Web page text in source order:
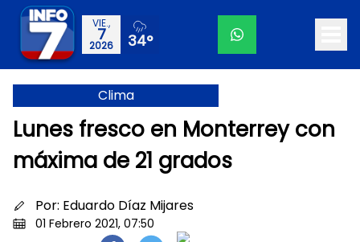
VIE.,
7
2026 34°
Clima
Lunes fresco en Monterrey con
máxima de 21 grados
Por: Eduardo Díaz Mijares
01 Febrero 2021, 07:50